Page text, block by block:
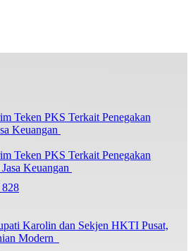
Teken PKS Terkait Penegakan
Keuangan
828
Karolin dan Sekjen HKTI Pusat,
Modern